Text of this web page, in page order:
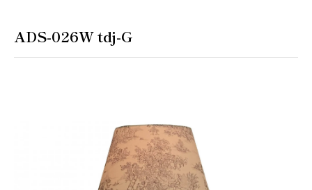
ADS-026W tdj-G